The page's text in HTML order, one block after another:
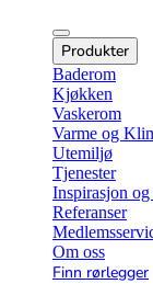
Produkter
Baderom
Kjøkken
Vaskerom
Varme og
Utemiljø
Tjenester
Inspirasjon og
Referanser
Om oss
Finn rørlegger